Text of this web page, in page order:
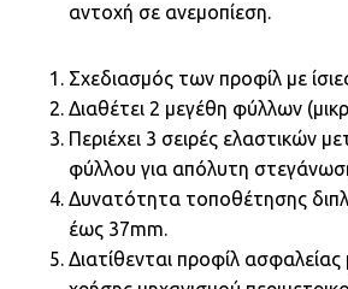
αντοχή σε ανεμοπίεση.
Σχεδιασμός των προφίλ με
Διαθέτει 2 μεγέθη φύλλων
Περιέχει 3 σειρές ελαστικών
φύλλου για απόλυτη
Δυνατότητα τοποθέτησης
έως 37mm.
Διατίθενται προφίλ